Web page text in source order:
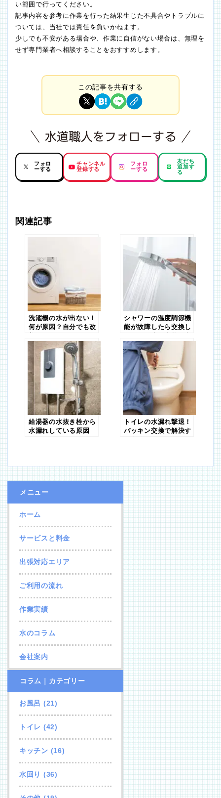
い範囲で行ってください。
記事内容を参考に作業を行った結果生じた不具合やトラブルに
ついては、当社では責任を負いかねます。
少しでも不安がある場合や、作業に自信がない場合は、無理を
せず専門業者へ相談することをおすすめします。
この記事を共有する
フォロ
ーする
チャンネル
登録する
フォロ
ーする
友だち
追加す
る
関連記事
洗濯機の水が出ない！
何が原因？自分でも改
シャワーの温度調節機
能が故障したら交換し
換方法を解説
給湯器の水抜き栓から
水漏れしている原因
トイレの水漏れ撃退！
パッキン交換で解決す
メニュー
ホーム
サービスと料金
出張対応エリア
ご利用の流れ
作業実績
水のコラム
会社案内
コラム｜カテゴリー
お風呂 (21)
トイレ (42)
キッチン (16)
水回り (36)